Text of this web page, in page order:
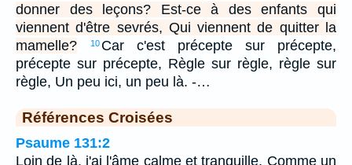
donner des leçons? Est-ce à des enfants qui
viennent d'être sevrés, Qui viennent de quitter la
mamelle?
10 Car c'est précepte sur précepte,
précepte sur précepte, Règle sur règle, règle sur
règle, Un peu ici, un peu là. -…
Références Croisées
Psaume 131:2
Loin de là, j'ai l'âme calme et tranquille, Comme un